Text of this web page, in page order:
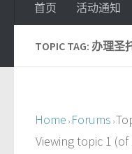
首页 活动通知
TOPIC TAG: 办理
Home › Forums ›
Viewing topic 1